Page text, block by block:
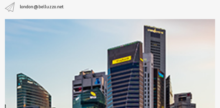
london@belluzzo.net